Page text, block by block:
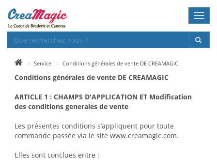
Service Conditions générales de vente DE CREAMAGIC
Conditions générales de vente DE CREAMAGIC
ARTICLE 1 : CHAMPS D'APPLICATION ET Modification
des conditions generales de vente
Les présentes conditions s’appliquent pour toute
commande passée via le site www.creamagic.com.
Elles sont conclues entre :